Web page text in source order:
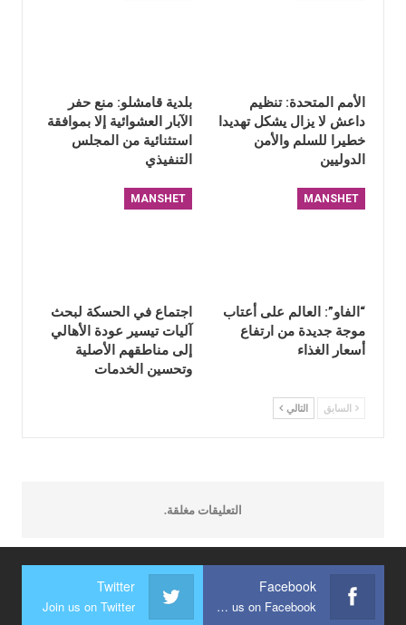
الأمم المتحدة: تنظيم
داعش لا يزال يشكل تهديدا
خطيرا للسلم والأمن
الدوليين
بلدية قامشلو: منع حفر
الآبار العشوائية إلا بموافقة
استثنائية من المجلس
التنفيذي
MANSHET
“الفاو”: العالم على أعتاب
موجة جديدة من ارتفاع
أسعار الغذاء
MANSHET
اجتماع في الحسكة لبحث
آليات تيسير عودة الأهالي
إلى مناطقهم الأصلية
وتحسين الخدمات
السابق التالي
التعليقات مغلقة.
Facebook
Join us on Facebook
Twitter
Join us on Twitter